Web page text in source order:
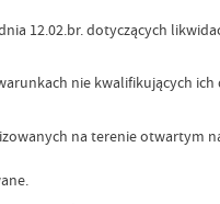
12.02.br. dotyczących
nie kwalifikujących
na terenie otwartym